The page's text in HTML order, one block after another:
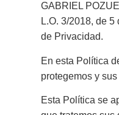
GABRIEL
L.O. 3/2018, de
de Privacidad.
En esta Política
protegemos y
Esta Política se